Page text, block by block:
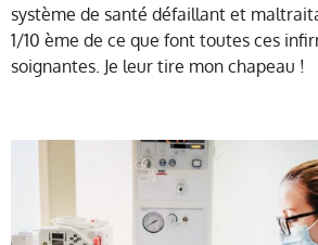
système de santé défaillant et
1/10 ème de ce que font toutes ces
soignantes. Je leur tire mon chapeau !